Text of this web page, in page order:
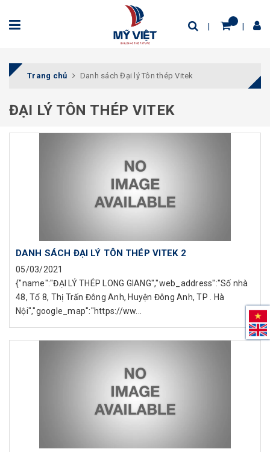
Trang chủ Danh sách Đại lý Tôn thép Vitek
ĐẠI LÝ TÔN THÉP VITEK
DANH SÁCH ĐẠI LÝ TÔN THÉP VITEK 2
05/03/2021
{"name":"ĐẠI LÝ THÉP LONG GIANG","web_address":"Số nhà
48, Tổ 8, Thị Trấn Đông Anh, Huyện Đông Anh, TP . Hà
Nội","google_map":"https://ww...